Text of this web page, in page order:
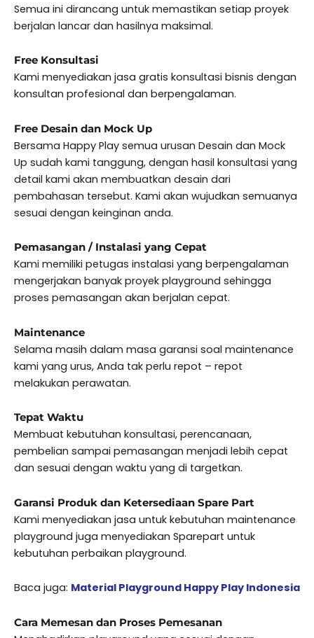
Semua ini dirancang untuk memastikan setiap proyek
berjalan lancar dan hasilnya maksimal.
Free Konsultasi
Kami menyediakan jasa gratis konsultasi bisnis dengan
konsultan profesional dan berpengalaman.
Free Desain dan Mock Up
Bersama Happy Play semua urusan Desain dan Mock
Up sudah kami tanggung, dengan hasil konsultasi yang
detail kami akan membuatkan desain dari
pembahasan tersebut. Kami akan wujudkan semuanya
sesuai dengan keinginan anda.
Pemasangan / Instalasi yang Cepat
Kami memiliki petugas instalasi yang berpengalaman
mengerjakan banyak proyek playground sehingga
proses pemasangan akan berjalan cepat.
Maintenance
Selama masih dalam masa garansi soal maintenance
kami yang urus, Anda tak perlu repot – repot
melakukan perawatan.
Tepat Waktu
Membuat kebutuhan konsultasi, perencanaan,
pembelian sampai pemasangan menjadi lebih cepat
dan sesuai dengan waktu yang di targetkan.
Garansi Produk dan Ketersediaan Spare Part
Kami menyediakan jasa untuk kebutuhan maintenance
playground juga menyediakan Sparepart untuk
kebutuhan perbaikan playground.
Baca juga: Material Playground Happy Play Indonesia
Cara Memesan dan Proses Pemesanan